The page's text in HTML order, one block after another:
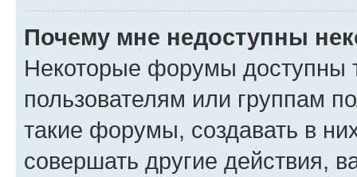
Почему мне недоступны
Некоторые форумы доступны
пользователям или группам
такие форумы, создавать в
совершать другие действия,